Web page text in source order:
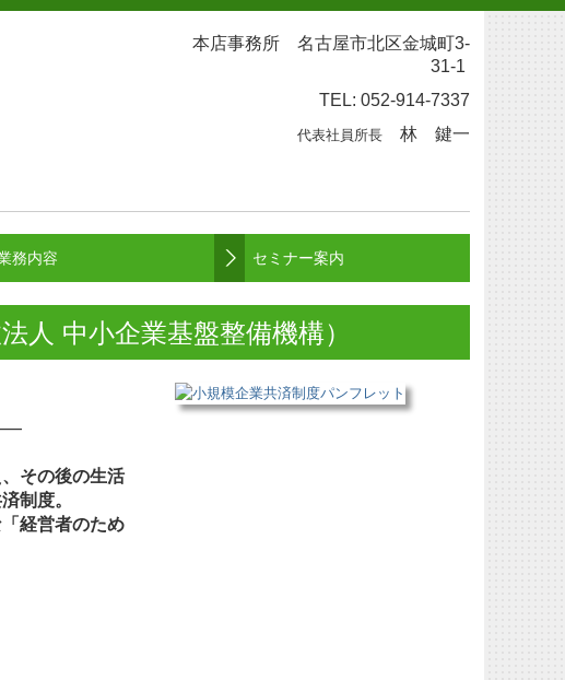
本店事務所 名古屋市北区金城町3-
31-1
TEL: 052-914-7337
代表社員所長 林 鍵一
務内容 セミナー案内
人 中小企業基盤整備機構）
その後の生活
制度。
経営者のため